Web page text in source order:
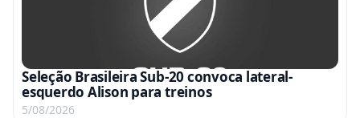
Seleção Brasileira Sub-20 convoca lateral-
esquerdo Alison para treinos
5/08/2026